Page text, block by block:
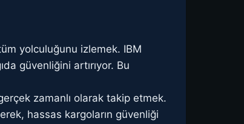
yolculuğunu izlemek. IBM
güvenliğini artırıyor. Bu
zamanlı olarak takip etmek.
hassas kargoların güvenliği